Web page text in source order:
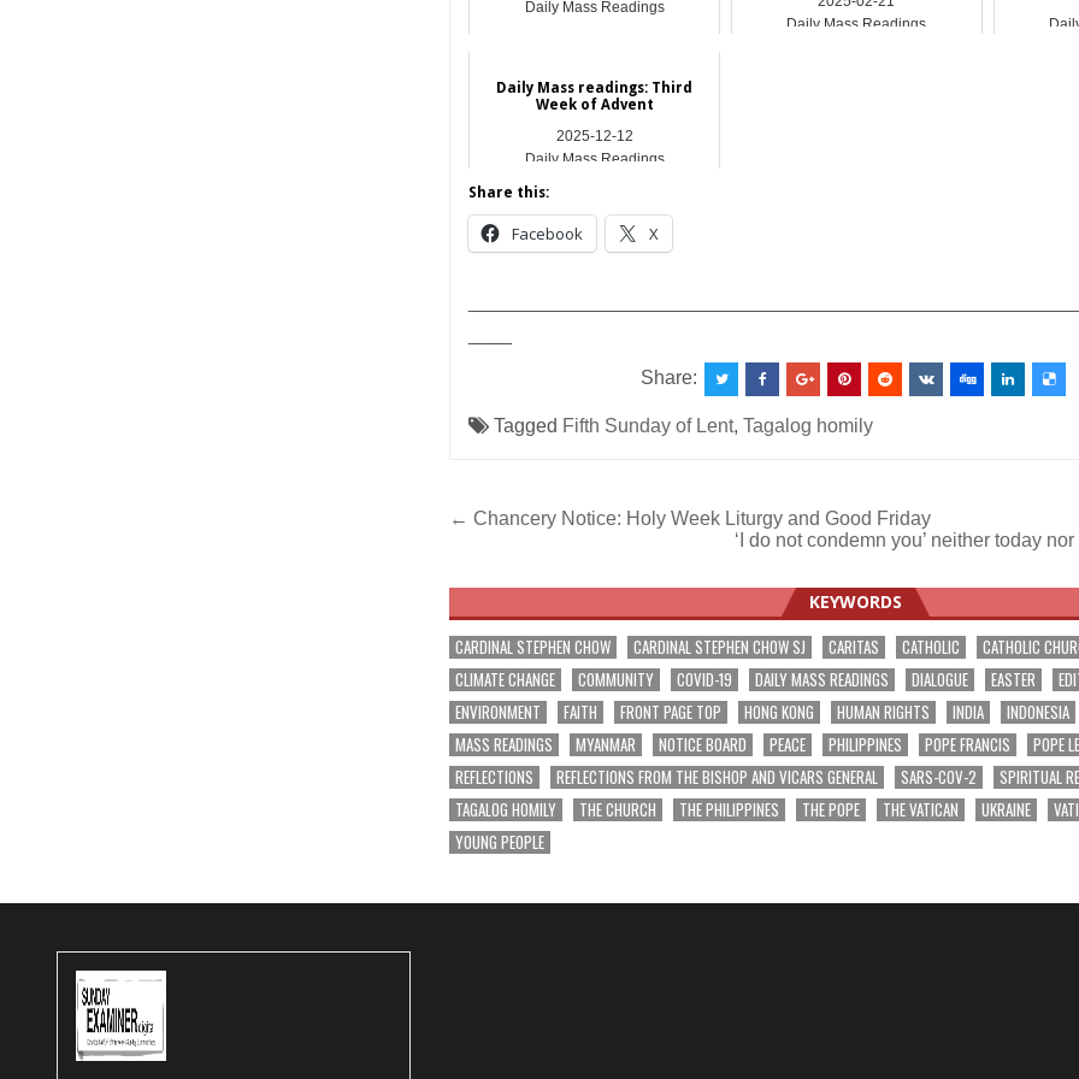
Daily Mass Readings
Daily Mass Readings
Daily Mass readings: Third
Week of Advent
2025-12-12
Daily Mass Readings
Share this:
Facebook X
Share:
Tagged Fifth Sunday of Lent,Tagalog homily
Post
← Chancery Notice: Holy Week Liturgy and Good Friday
‘I do not condemn you’ neither today
KEYWORDS
CARDINAL STEPHEN CHOW CARDINAL STEPHEN CHOW SJ CARITAS CATHOLIC CATHOLIC
CLIMATE CHANGE
COMMUNITY COVID-19 DAILY MASS READINGS DIALOGUE EASTER
ENVIRONMENT
FAITH FRONT PAGE TOP HONG KONG HUMAN RIGHTS INDIA INDONESIA
MASS READINGS
MYANMAR NOTICE BOARD PEACE PHILIPPINES POPE FRANCIS POPE
REFLECTIONS
REFLECTIONS FROM THE BISHOP AND VICARS GENERAL SARS-COV-2 SPIRITUAL
TAGALOG HOMILY
THE CHURCH THE PHILIPPINES THE POPE THE VATICAN UKRAINE
YOUNG PEOPLE